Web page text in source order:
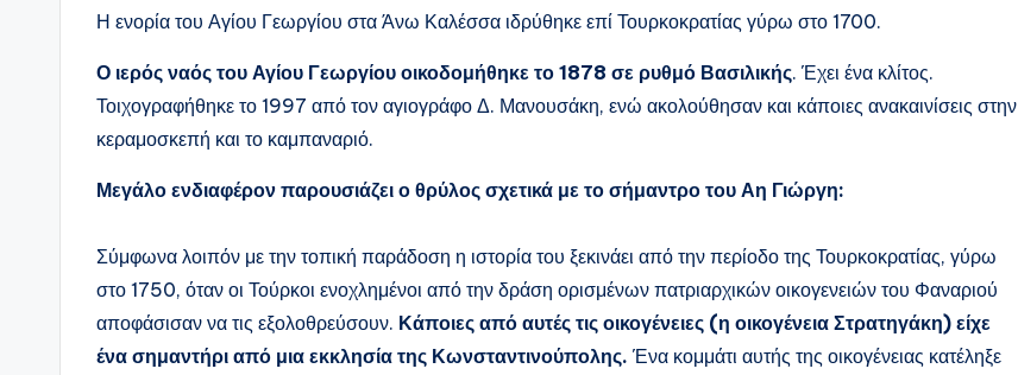
Η ενορία του Αγίου Γεωργίου στα Άνω Καλέσσα ιδρύθηκε επί Τουρκοκρατίας γύρω στο 1700.
Ο ιερός ναός του Αγίου Γεωργίου οικοδομήθηκε το 1878 σε ρυθμό Βασιλικής. Έχει ένα κλίτος.
Τοιχογραφήθηκε το 1997 από τον αγιογράφο Δ. Μανουσάκη, ενώ ακολούθησαν και κάποιες ανακαινίσεις στην
κεραμοσκεπή και το καμπαναριό.
Μεγάλο ενδιαφέρον παρουσιάζει ο θρύλος σχετικά με το σήμαντρο του Αη Γιώργη:
Σύμφωνα λοιπόν με την τοπική παράδοση η ιστορία του ξεκινάει από την περίοδο της Τουρκοκρατίας, γύρω
στο 1750, όταν οι Τούρκοι ενοχλημένοι από την δράση ορισμένων πατριαρχικών οικογενειών του Φαναριού
αποφάσισαν να τις εξολοθρεύσουν. Κάποιες από αυτές τις οικογένειες (η οικογένεια Στρατηγάκη) είχε
ένα σημαντήρι από μια εκκλησία της Κωνσταντινούπολης. Ένα κομμάτι αυτής της οικογένειας κατέληξε